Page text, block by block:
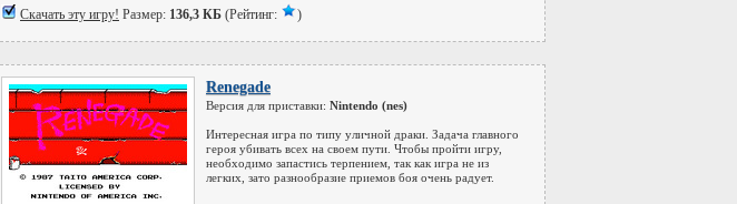
Скачать эту игру! Размер: 136,3 КБ (Рейтинг: )
Renegade
Версия для приставки: Nintendo (nes)
Интересная игра по типу уличной драки. Задача главного
героя убивать всех на своем пути. Чтобы пройти игру,
необходимо запастись терпением, так как игра не из
легких, зато разнообразие приемов боя очень радует.